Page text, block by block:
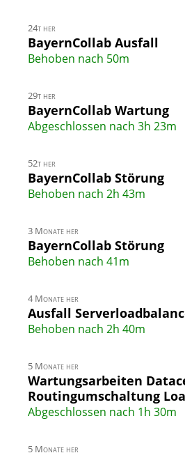
24t her
BayernCollab Ausfall
Behoben nach 50m
29t her
BayernCollab Wartung
Abgeschlossen nach 3h 23m
52t her
BayernCollab Störung
Behoben nach 2h 43m
3 Monate her
BayernCollab Störung
Behoben nach 41m
4 Monate her
Ausfall
Behoben nach 2h 40m
5 Monate her
Wartungsarbeiten
Routingumschaltung
Abgeschlossen nach 1h 30m
5 Monate her